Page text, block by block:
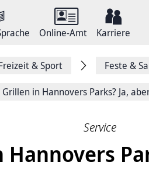
Online-Amt Karriere
& Sport Feste &
Grillen in Hannovers Parks? Ja,
Service